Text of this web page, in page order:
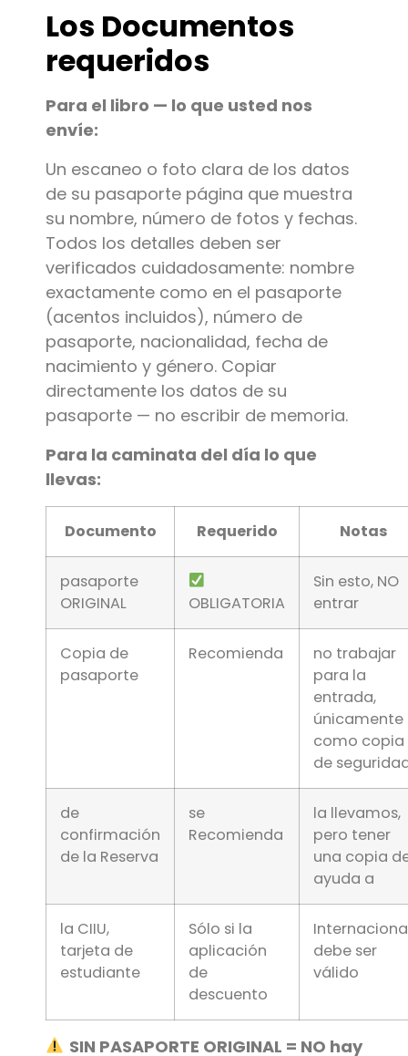
Los Documentos
requeridos
Para el libro — lo que usted nos
envíe:
Un escaneo o foto clara de los datos
de su pasaporte página que muestra
su nombre, número de fotos y fechas.
Todos los detalles deben ser
verificados cuidadosamente: nombre
exactamente como en el pasaporte
(acentos incluidos), número de
pasaporte, nacionalidad, fecha de
nacimiento y género. Copiar
directamente los datos de su
pasaporte — no escribir de memoria.
Para la caminata del día lo que
llevas:
Documento Requerido Notas
pasaporte
ORIGINAL
OBLIGATORIA
Sin esto, NO
entrar
Copia de
pasaporte
Recomienda
no trabajar
para la
entrada,
únicamente
como copia
de
de
confirmación
de la Reserva
se
Recomienda
la llevamos,
pero tener
una copia
ayuda a
la CIIU,
tarjeta de
estudiante
Sólo si la
aplicación
de
descuento
debe ser
válido
SIN PASAPORTE ORIGINAL = NO hay